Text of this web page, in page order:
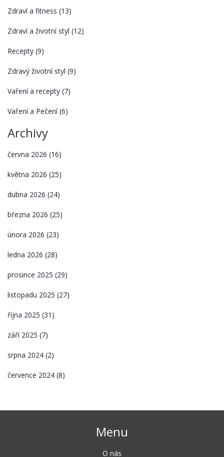
Zdraví a fitness (13)
Zdraví a životní styl (12)
Recepty (9)
Zdravý životní styl (9)
Vaření a recepty (7)
Vaření a Pečení(6)
Archivy
června 2026 (16)
května 2026 (25)
dubna 2026 (24)
března 2026 (25)
února 2026 (23)
ledna 2026 (28)
prosince 2025 (29)
listopadu 2025 (27)
října 2025 (31)
září 2025 (7)
srpna 2024 (2)
července 2024 (8)
Menu
O nás